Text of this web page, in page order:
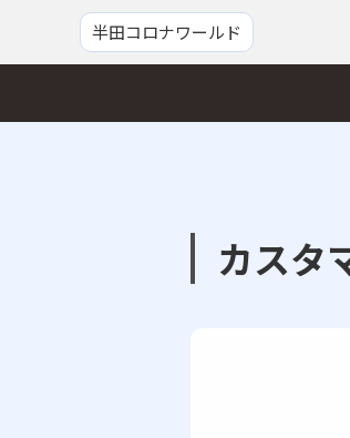
半田コロナワールド
カスタ